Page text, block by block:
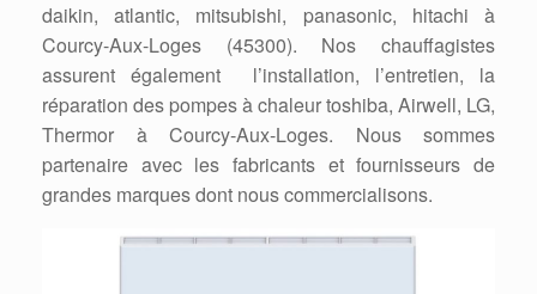
daikin, atlantic, mitsubishi, panasonic, hitachi à
Courcy-Aux-Loges (45300). Nos chauffagistes
assurent également l’installation, l’entretien, la
réparation des pompes à chaleur toshiba, Airwell, LG,
Thermor à Courcy-Aux-Loges. Nous sommes
partenaire avec les fabricants et fournisseurs de
grandes marques dont nous commercialisons.